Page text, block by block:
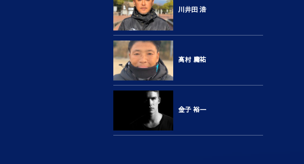
川井田 浩
高村 庸祐
金子 裕一